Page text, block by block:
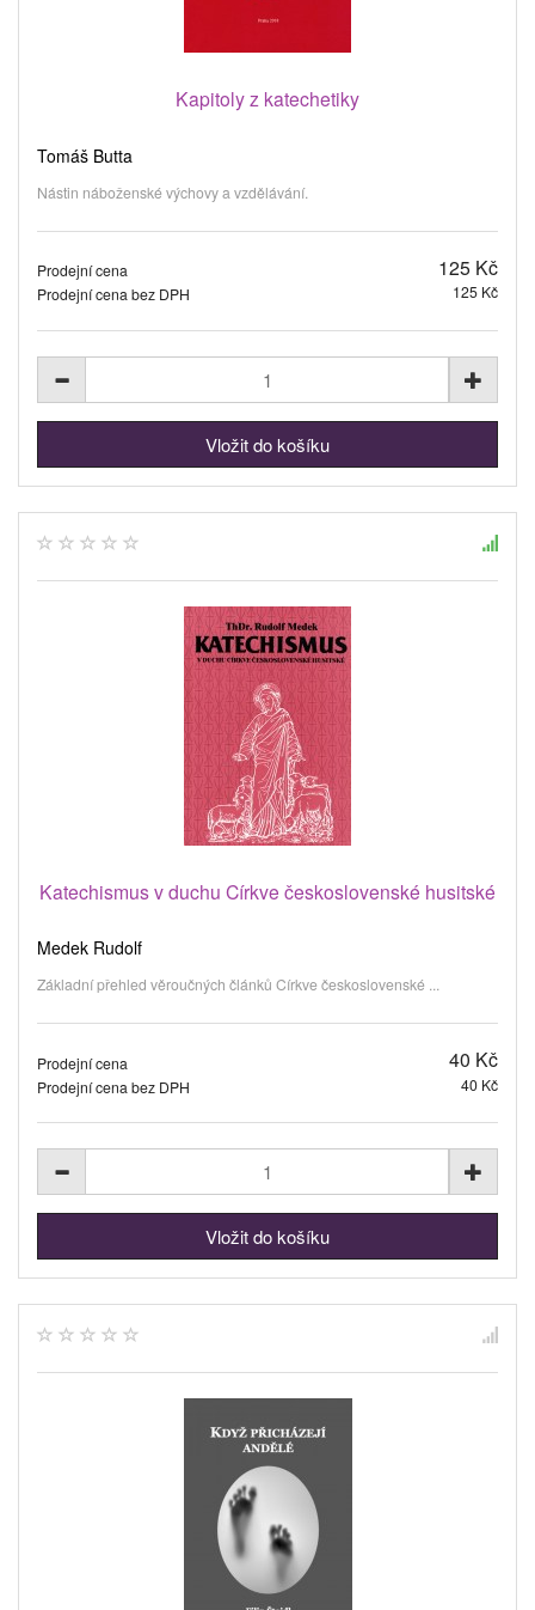
Kapitoly z katechetiky
Tomáš Butta
Nástin náboženské výchovy a vzdělávání.
Prodejní cena 125 Kč
Prodejní cena bez DPH 125 Kč
Katechismus v duchu Církve československé husitské
Medek Rudolf
Základní přehled věroučných článků Církve československé ...
Prodejní cena 40 Kč
Prodejní cena bez DPH 40 Kč